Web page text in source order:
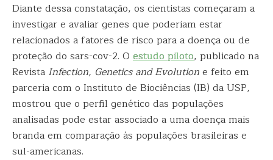
Diante dessa constatação, os cientistas começaram a
investigar e avaliar genes que poderiam estar
relacionados a fatores de risco para a doença ou de
proteção do sars-cov-2. O estudo piloto, publicado na
Revista Infection, Genetics and Evolutione feito em
parceria com o Instituto de Biociências (IB) da USP,
mostrou que o perfil genético das populações
analisadas pode estar associado a uma doença mais
branda em comparação às populações brasileiras e
sul-americanas.